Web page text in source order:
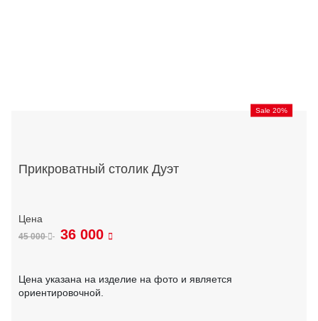
Sale 20%
Прикроватный столик Дуэт
45 000 36 000
Цена указана на изделие на фото и является
ориентировочной.